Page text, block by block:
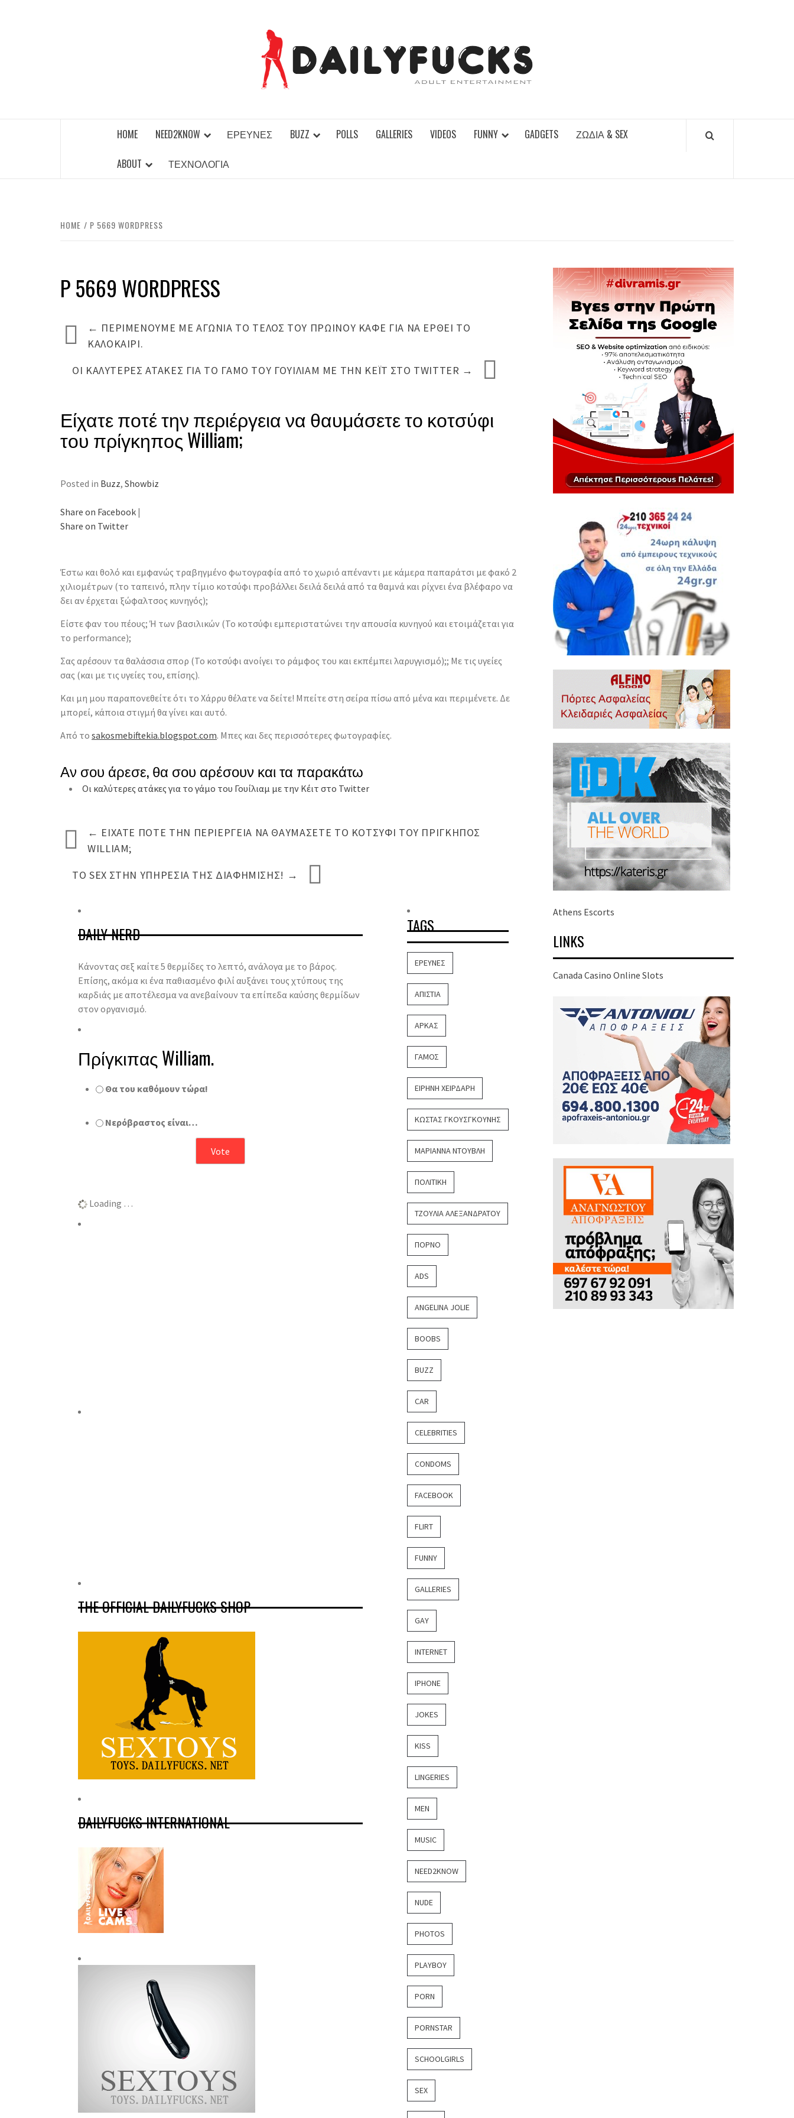
HOME NEED2KNOW ΈΡΕΥΝΕΣ BUZZ POLLS GALLERIES VIDEOS FUNNY GADGETS ΖΏΔΙΑ & SEX
ABOUT ΤΕΧΝΟΛΟΓΊΑ
HOME P 5669 WORDPRESS
P 5669 WORDPRESS
← ΠΕΡΙΜΈΝΟΥΜΕ ΜΕ ΑΓΩΝΊΑ ΤΟ ΤΈΛΟΣ ΤΟΥ ΠΡΩΙΝΟΎ ΚΑΦΈ ΓΙΑ ΝΑ ΈΡΘΕΙ ΤΟ
ΚΑΛΟΚΑΊΡΙ.
ΟΙ ΚΑΛΎΤΕΡΕΣ ΑΤΆΚΕΣ ΓΙΑ ΤΟ ΓΆΜΟ ΤΟΥ ΓΟΥΊΛΙΑΜ ΜΕ ΤΗΝ ΚΈΙΤ ΣΤΟ TWITTER →
Είχατε ποτέ την περιέργεια να θαυμάσετε το κοτσύφι
του πρίγκηπος William;
Posted in Buzz, Showbiz
Share on Facebook |
Share on Twitter
Έστω και θολό και εμφανώς τραβηγμένο φωτογραφία από το χωριό απέναντι με κάμερα παπαράτσι με φακό 2
χιλιομέτρων (το ταπεινό, πλην τίμιο κοτσύφι προβάλλει δειλά δειλά από τα θαμνά και ρίχνει ένα βλέφαρο να
δει αν έρχεται ξώφαλτσος κυνηγός);
Είστε φαν του πέους; Ή των βασιλικών (Το κοτσύφι εμπεριστατώνει την απουσία κυνηγού και ετοιμάζεται για
το performance);
Σας αρέσουν τα θαλάσσια σπορ (Το κοτσύφι ανοίγει το ράμφος του και εκπέμπει λαρυγγισμό);; Με τις υγείες
σας (και με τις υγείες του, επίσης).
Και μη μου παραπονεθείτε ότι το Χάρρυ θέλατε να δείτε! Μπείτε στη σείρα πίσω από μένα και περιμένετε. Δε
μπορεί, κάποια στιγμή θα γίνει και αυτό.
Από το sakosmebiftekia.blogspot.com. Μπες και δες περισσότερες φωτογραφίες.
Αν σου άρεσε, θα σου αρέσουν και τα παρακάτω
Οι καλύτερες ατάκες για το γάμο του Γουίλιαμ με την Κέιτ στο Twitter
← ΕΊΧΑΤΕ ΠΟΤΈ ΤΗΝ ΠΕΡΙΈΡΓΕΙΑ ΝΑ ΘΑΥΜΆΣΕΤΕ ΤΟ ΚΟΤΣΎΦΙ ΤΟΥ ΠΡΊΓΚΗΠΟΣ
WILLIAM;
ΤΟ SEX ΣΤΗΝ ΥΠΗΡΕΣΊΑ ΤΗΣ ΔΙΑΦΉΜΙΣΗΣ! →
DAILY NERD
Κάνοντας σεξ καίτε 5 θερμίδες το λεπτό, ανάλογα με το βάρος.
Επίσης, ακόμα κι ένα παθιασμένο φιλί αυξάνει τους χτύπους της
καρδιάς με αποτέλεσμα να ανεβαίνουν τα επίπεδα καύσης θερμίδων
στον οργανισμό.
Πρίγκιπας William.
Θα του καθόμουν τώρα!
Νερόβραστος είναι…
Loading …
THE OFFICIAL DAILYFUCKS SHOP
DAILYFUCKS INTERNATIONAL
TAGS
ΈΡΕΥΝΕΣ
ΑΠΙΣΤΊΑ
ΑΡΚΆΣ
ΓΆΜΟΣ
ΕΙΡΉΝΗ ΧΕΙΡΔΆΡΗ
ΚΏΣΤΑΣ ΓΚΟΥΣΓΚΟΎΝΗΣ
ΜΑΡΙΆΝΝΑ ΝΤΟΎΒΛΗ
ΠΟΛΙΤΙΚΉ
ΤΖΟΎΛΙΑ ΑΛΕΞΑΝΔΡΆΤΟΥ
ΠΟΡΝΌ
ADS
ANGELINA JOLIE
BOOBS
BUZZ
CAR
CELEBRITIES
CONDOMS
FACEBOOK
FLIRT
FUNNY
GALLERIES
GAY
INTERNET
IPHONE
JOKES
KISS
LINGERIES
MEN
MUSIC
NEED2KNOW
NUDE
PHOTOS
PLAYBOY
PORN
PORNSTAR
SCHOOLGIRLS
SEX
Athens Escorts
LINKS
Canada Casino Online Slots